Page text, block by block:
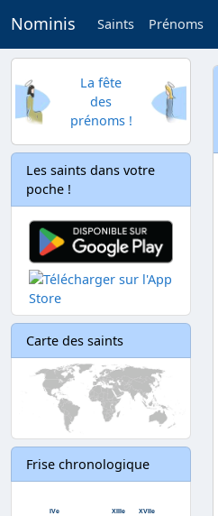
Nominis Saints Prénoms
La fête
des
prénoms !
Les saints dans votre
poche !
Carte des saints
Frise chronologique